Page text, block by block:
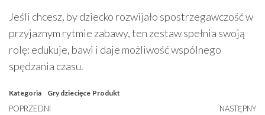
Jeśli chcesz, by dziecko rozwijało spostrzegawczość w
przyjaznym rytmie zabawy, ten zestaw spełnia swoją
rolę: edukuje, bawi i daje możliwość wspólnego
spędzania czasu.
Kategoria Gry dziecięce Produkt
Poprzedni
POPRZEDNI NASTĘPNY